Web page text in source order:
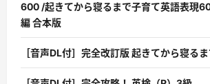
600 /起きてから寝るまで子育て英語表現
編 合本版
［音声DL付］完全改訂版 起きてから寝る